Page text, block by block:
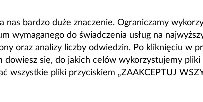
bardzo duże znaczenie. Ograniczamy
wymaganego do świadczenia usług na
oraz analizy liczby odwiedzin. Po kliknięciu w
dowiesz się, do jakich celów wykorzystujemy pliki
pliki przyciskiem „ZAAKCEPTUJ